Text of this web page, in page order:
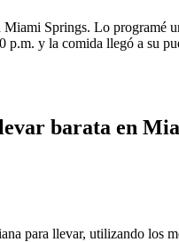
Springs. Lo programé
p.m. y la comida llegó a su
barata en
para llevar, utilizando los